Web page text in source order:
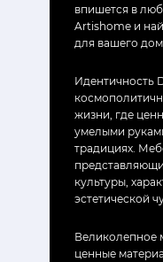
впишется в
Artishome и
для вашего
Идентичность
жизни, где
умелыми
традициях.
культуры,
эстетической
Великолепное
ценные